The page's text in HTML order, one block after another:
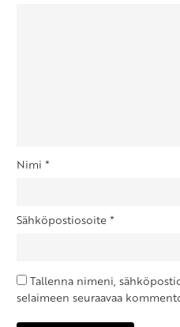
Nimi *
Sähköpostiosoite*
Tallenna nimeni,
selaimeen seuraavaa